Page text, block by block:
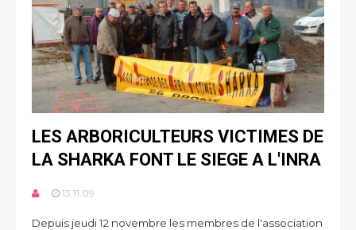
LES ARBORICULTEURS VICTIMES DE
LA SHARKA FONT LE SIEGE A L'INRA
13.11.09
Depuis jeudi 12 novembre les membres de l'association